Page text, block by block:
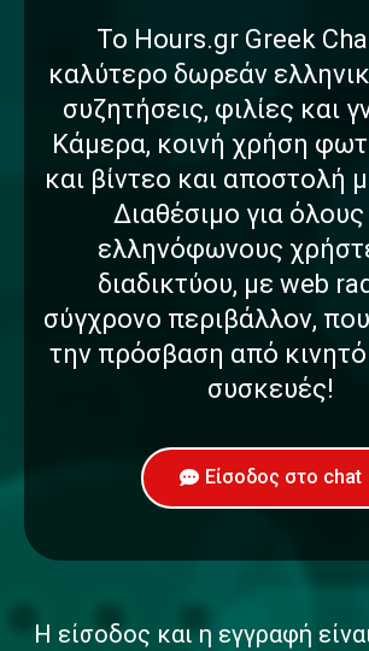
Το Hours.gr Greek
καλύτερο δωρεάν
συζητήσεις, φιλίες και
Κάμερα, κοινή χρήση
και βίντεο και αποστολή
Διαθέσιμο για
ελληνόφωνους
διαδικτύου, με web
σύγχρονο περιβάλλον,
την πρόσβαση από κινητό
συσκευές!
Είσοδος στο chat
Η είσοδος και η εγγραφή